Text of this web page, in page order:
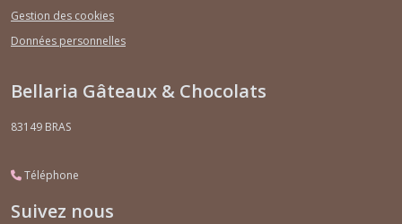
Gestion des cookies
Données personnelles
Bellaria Gâteaux & Chocolats
83149 BRAS
Téléphone
Suivez nous